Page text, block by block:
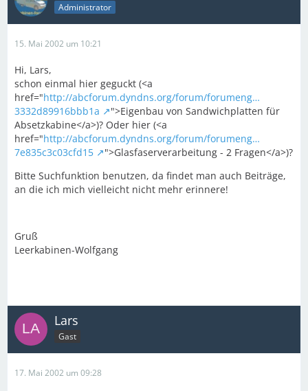
Administrator
15. Mai 2002 um 10:21
Hi, Lars,
schon einmal hier geguckt (<a
href="http://abcforum.dyndns.org/forum/forumeng…
3332d89916bbb1a
">Eigenbau von Sandwichplatten für
Absetzkabine</a>)? Oder hier (<a
href="http://abcforum.dyndns.org/forum/forumeng…
7e835c3c03cfd15
">Glasfaserverarbeitung - 2 Fragen</a>)?
Bitte Suchfunktion benutzen, da findet man auch Beiträge,
an die ich mich vielleicht nicht mehr erinnere!
Gruß
Leerkabinen-Wolfgang
Lars
Gast
17. Mai 2002 um 09:28